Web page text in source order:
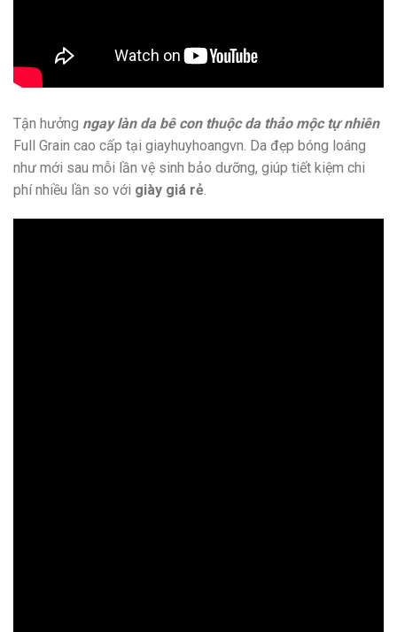
Tận hưởng ngay làn da bê con thuộc da thảo mộc tự nhiên
Full Grain cao cấp tại giayhuyhoangvn. Da đẹp bóng loáng
như mới sau mỗi lần vệ sinh bảo dưỡng, giúp tiết kiệm chi
phí nhiều lần so với giày giá rẻ